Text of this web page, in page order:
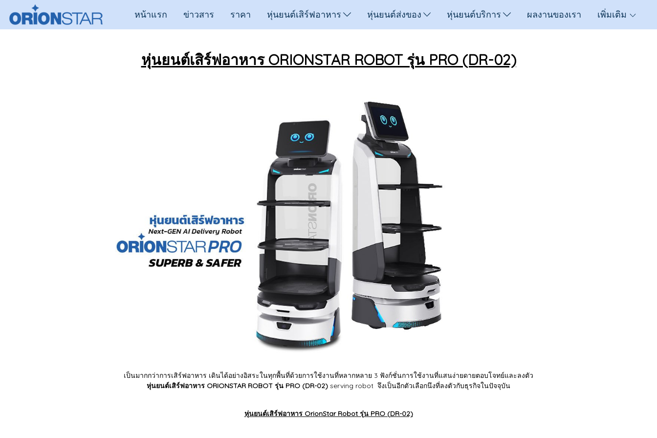
หน้าแรก ข่าวสาร ราคา หุ่นยนต์เสิร์ฟอาหาร หุ่นยนต์ส่งของ หุ่นยนต์บริการ ผลงานของเรา เพิ่มเติม
หุ่นยนต์เสิร์ฟอาหาร ORIONSTAR ROBOT รุ่น PRO (DR-02)
เป็นมากกว่าการเสิร์ฟอาหาร เดินได้อย่างอิสระในทุกพื้นที่ด้วยการใช้งานที่หลากหลาย 3 ฟังก์ชั่นการใช้งานที่แสนง่ายดายตอบโจทย์และลงตัว
หุ่นยนต์เสิร์ฟอาหาร ORIONSTAR ROBOT รุ่น PRO (DR-02) serving robot จึงเป็นอีกตัวเลือกนึงที่ลงตัวกับธุรกิจในปัจจุบัน
หุ่นยนต์เสิร์ฟอาหาร OrionStar Robot รุ่น PRO (DR-02)